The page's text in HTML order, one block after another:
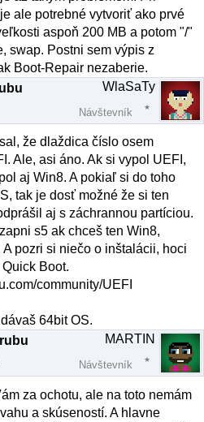
ale potrebné vytvoriť ako prvé
aspoň 200 MB a potom "/"
swap. Postni sem výpis z
Boot-Repair nezaberie.
WlaSaTy
Návštevník
že dlaždica číslo osem
Ale, asi áno. Ak si vypol UEFI,
aj Win8. A pokiaľ si do toho
tak je dosť možné že si ten
aj s záchrannou partíciou.
s5 ak chceš ten Win8,
A pozri si niečo o inštalácii, hoci
Boot.
community/UEFI
64bit OS.
MARTIN
Návštevník
za ochotu, ale na toto nemám
a skúseností. A hlavne